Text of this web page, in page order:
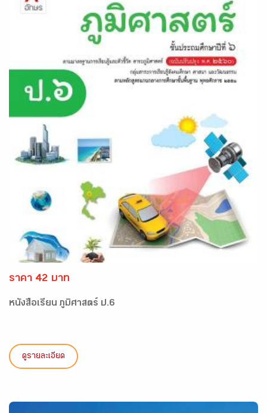
ราคา 42 บาท
หนังสือเรียน ภูมิศาสตร์ ป.6
ดูรายละเอียด